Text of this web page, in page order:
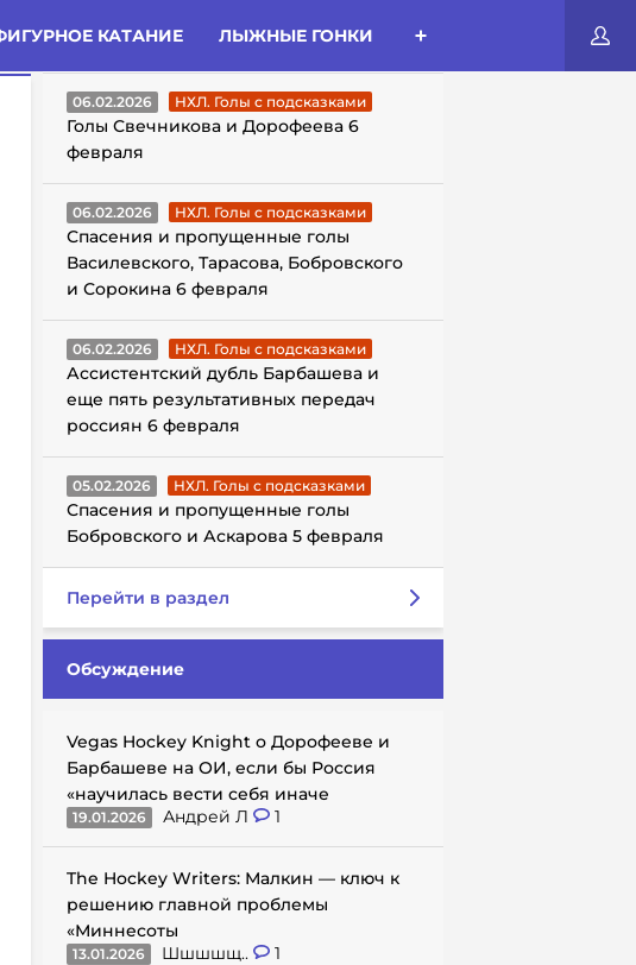
КАТАНИЕ ЛЫЖНЫЕ ГОНКИ
ГОЛЫ С ПОДСКАЗКАМИ
06.02.2026 НХЛ. Голы с подсказками
Голы Свечникова и Дорофеева 6
февраля
06.02.2026 НХЛ. Голы с подсказками
Спасения и пропущенные голы
Василевского, Тарасова, Бобровского
и Сорокина 6 февраля
06.02.2026 НХЛ. Голы с подсказками
Ассистентский дубль Барбашева и
еще пять результативных передач
россиян 6 февраля
05.02.2026 НХЛ. Голы с подсказками
Спасения и пропущенные голы
Бобровского и Аскарова 5 февраля
Перейти в раздел
Обсуждение
Vegas Hockey Knight о Дорофееве и
Барбашеве на ОИ, если бы Россия
«научилась вести себя иначе
19.01.2026 Андрей Л 1
The Hockey Writers: Малкин — ключ к
решению главной проблемы
«Миннесоты
13.01.2026 Шшшшщ.. 1